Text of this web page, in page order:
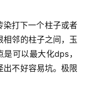
染打下一个柱子或者
相邻的柱子之间，玉
可以最大化dps，
出不好容易坑。极限